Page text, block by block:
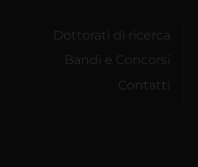
Dottorati di ricerca
Bandi e Concorsi
Contatti